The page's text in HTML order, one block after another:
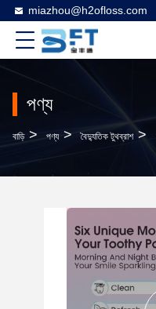
miazhou@h2ofloss.com
পণ্য
বাড়ি > পণ্য > বৈদ্যুতিক টুথব্রাশ >